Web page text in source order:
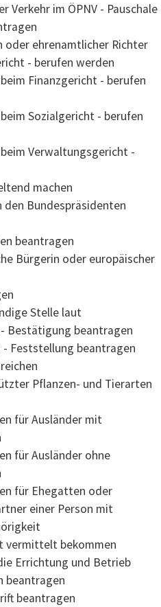
Verkehr im ÖPNV - Pauschale
oder ehrenamtlicher Richter
- berufen werden
Finanzgericht - berufen
Sozialgericht - berufen
Verwaltungsgericht -
machen
den Bundespräsidenten
beantragen
Bürgerin oder europäischer
Stelle laut
Bestätigung beantragen
- Feststellung beantragen
Pflanzen- und Tierarten
für Ausländer mit
für Ausländer ohne
für Ehegatten oder
einer Person mit
vermittelt bekommen
Errichtung und Betrieb
beantragen
beantragen